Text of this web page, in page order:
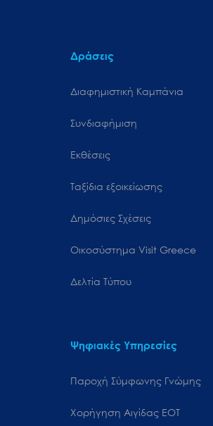
Δράσεις
Διαφημιστική Καμπάνια
Συνδιαφήμιση
Εκθέσεις
Ταξίδια εξοικείωσης
Δημόσιες Σχέσεις
Oικοσύστημα Visit Greece
Δελτία Τύπου
Ψηφιακές Υπηρεσίες
Παροχή Σύμφωνης Γνώμης
Χορήγηση Αιγίδας ΕΟΤ